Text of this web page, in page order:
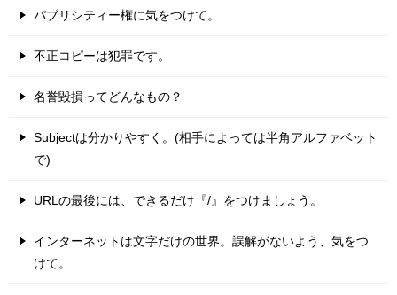
パブリシティー権に気をつけて。
不正コピーは犯罪です。
名誉毀損ってどんなもの？
Subjectは分かりやすく。(相手によっては半角アルファベット
で)
URLの最後には、できるだけ『/』をつけましょう。
インターネットは文字だけの世界。誤解がないよう、気をつ
けて。